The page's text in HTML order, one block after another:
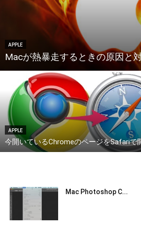
APPLE
Macが熱暴走するときの原因と
APPLE
今開いているChromeのページをSafariで
Mac Photoshop C...